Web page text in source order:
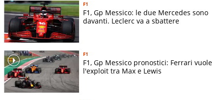
F1
F1, Gp Messico: le due Mercedes sono
davanti. Leclerc va a sbattere
F1
F1, Gp Messico pronostici: Ferrari vuole
l'exploit tra Max e Lewis